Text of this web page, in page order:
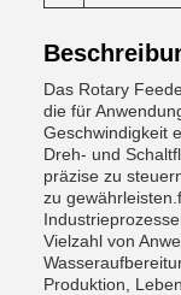
Das Rotary
die für
Geschwindigkeit
Dreh- und
präzise zu
zu
Vielzahl von
Produktion,